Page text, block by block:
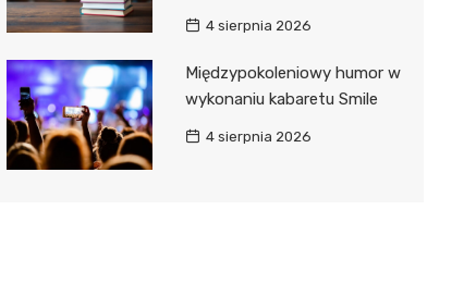
4 sierpnia 2026
Międzypokoleniowy humor w
wykonaniu kabaretu Smile
4 sierpnia 2026